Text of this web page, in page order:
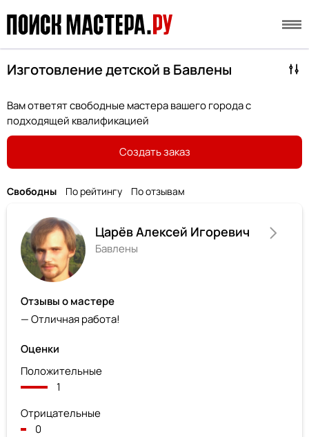
Изготовление детской в Бавлены
Вам ответят свободные мастера вашего города с
подходящей квалификацией
Создать заказ
Свободны По рейтингу По отзывам
Царёв Алексей Игоревич
Бавлены
Отзывы о мастере
— Отличная работа!
Оценки
Положительные
1
Отрицательные
0